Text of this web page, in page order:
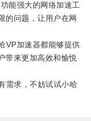
能强大的网络加速工
的问题，让用户在网
加速器都能够提供
带来更加高效和愉悦
求，不妨试试小哈